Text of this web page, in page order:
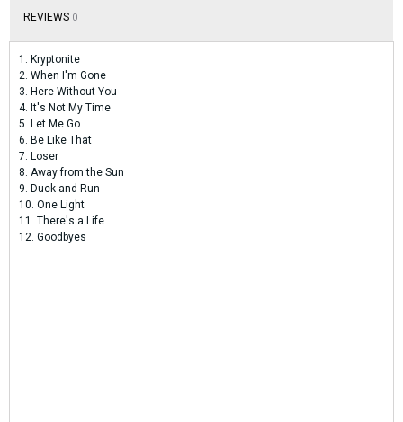
REVIEWS 0
1. Kryptonite
2. When I'm Gone
3. Here Without You
4. It's Not My Time
5. Let Me Go
6. Be Like That
7. Loser
8. Away from the Sun
9. Duck and Run
10. One Light
11. There's a Life
12. Goodbyes